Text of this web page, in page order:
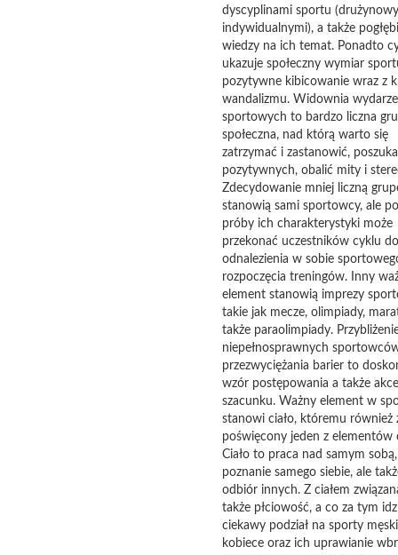
dyscyplinami sportu
indywidualnymi), a także
wiedzy na ich temat. Ponadto
ukazuje społeczny wymiar
pozytywne kibicowanie wraz z
wandalizmu. Widownia
sportowych to bardzo liczna
społeczna, nad którą warto się
zatrzymać i zastanowić,
pozytywnych, obalić mity i
Zdecydowanie mniej liczną
stanowią sami sportowcy, ale
próby ich charakterystyki może
przekonać uczestników cyklu do
odnalezienia w sobie
rozpoczęcia treningów. Inny
element stanowią imprezy
takie jak mecze, olimpiady,
także paraolimpiady.
niepełnosprawnych
przezwyciężania barier to
wzór postępowania a także
szacunku. Ważny element w
stanowi ciało, któremu również
poświęcony jeden z elementów
Ciało to praca nad samym sobą,
poznanie samego siebie, ale
odbiór innych. Z ciałem
także płciowość, a co za tym
ciekawy podział na sporty
kobiece oraz ich uprawianie